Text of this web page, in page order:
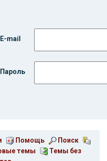
E-mail
Пароль
Помощь
Поиск
темы
Темы без